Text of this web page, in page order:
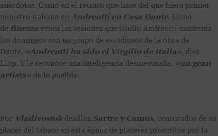
anécdotas. Como en el retrato que hace del que fuera primer
ministro italiano en Andreotti en Casa Dante. Lleno
de finezza evoca las sesiones que Giulio Andreotti mantenía
los domingos con un grupo de estudiosos de la obra de
Dante. «Andreotti ha sido el Virgilio de Italia», dice
Llop. Y le reconoce una inteligencia desmesurada, «un gran
artista» de lo posible.
Por Vladivostok desfilan Sartre y Camus, censurados de su
placer del tabaco en esta época de placeres proscritos por la